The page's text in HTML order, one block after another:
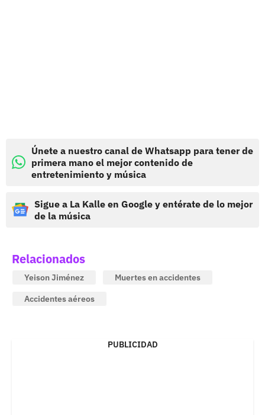
Únete a nuestro canal de Whatsapp para tener de
primera mano el mejor contenido de
entretenimiento y música
Sigue a La Kalle en Google y entérate de lo mejor
de la música
Relacionados
Yeison Jiménez
Muertes en accidentes
Accidentes aéreos
PUBLICIDAD